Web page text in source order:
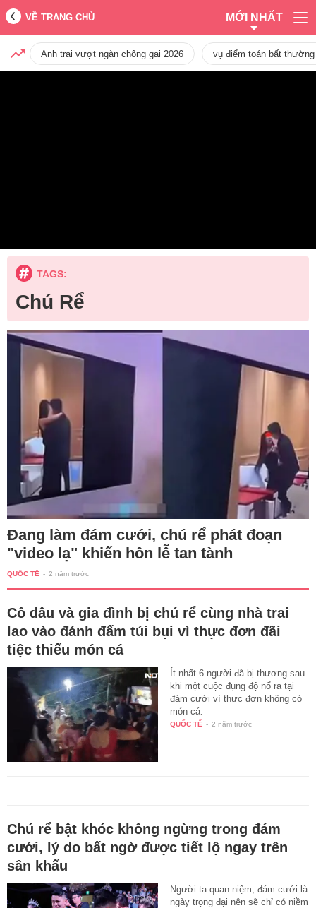
VỀ TRANG CHỦ MỚI NHẤT
Anh trai vượt ngàn chông gai 2026 vụ điểm toán bất
TAGS:
Chú Rể
Đang làm đám cưới, chú rể phát đoạn
"video lạ" khiến hôn lễ tan tành
QUỐC TẾ - 2 năm trước
Cô dâu và gia đình bị chú rể cùng nhà trai
lao vào đánh đấm túi bụi vì thực đơn đãi
tiệc thiếu món cá
Ít nhất 6 người đã bị thương sau
khi một cuộc đụng độ nổ ra tại
đám cưới vì thực đơn không có
món cá.
QUỐC TẾ - 2 năm trước
Chú rể bật khóc không ngừng trong đám
cưới, lý do bất ngờ được tiết lộ ngay trên
sân khấu
Người ta quan niệm, đám cưới là
ngày trọng đại nên sẽ chỉ có niềm